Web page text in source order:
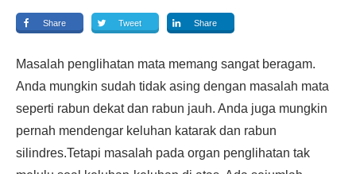
Share Tweet Share
Masalah penglihatan mata memang sangat beragam.
Anda mungkin sudah tidak asing dengan masalah mata
seperti rabun dekat dan rabun jauh. Anda juga mungkin
pernah mendengar keluhan katarak dan rabun
silindres.Tetapi masalah pada organ penglihatan tak